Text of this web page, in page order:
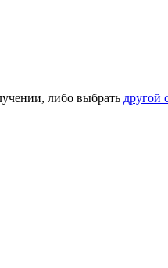
либо выбрать другой